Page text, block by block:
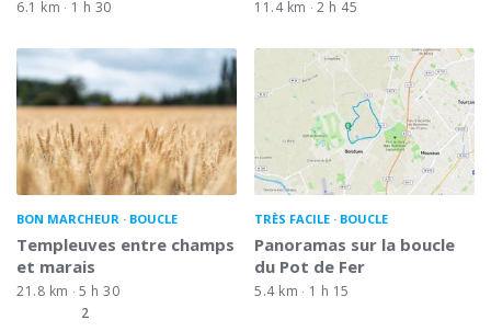
6.1 km 1 h 30 11.4 km 2 h 45
BON MARCHEUR BOUCLE
Templeuves entre champs
et marais
21.8 km
5 h 30
2
TRÈS FACILE BOUCLE
Panoramas sur la boucle
du Pot de Fer
5.4 km 1 h 15